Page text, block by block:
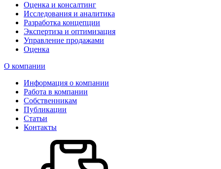
Оценка и консалтинг
Исследования и аналитика
Разработка концепции
Экспертиза и оптимизация
Управление продажами
Оценка
О компании
Информация о компании
Работа в компании
Собственникам
Публикации
Статьи
Контакты